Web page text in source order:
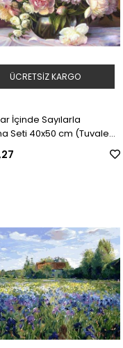
İçinde Sayılarla
Seti 40x50 cm (Tuvale
ÜCRETSIZ KARGO